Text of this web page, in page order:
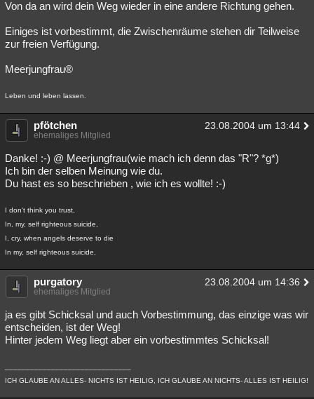
Von da an wird dein Weg wieder in eine andere Richtung gehen.
Einiges ist vorbestimmt, die Zwischenräume stehen dir Teilweise
zur freien Verfügung.
Meerjungfrau®
Leben und leben lassen.
pfötchen 23.08.2004 um 13:44
ehemaliges Mitglied
Danke! :-) @ Meerjungfrau(wie mach ich denn das "R"? *g*)
Ich bin der selben Meinung wie du.
Du hast es so beschrieben , wie ich es wollte! :-)
I don't think you trust,
In, my, self righteous suicide,
I, cry, when angels deserve to die
In my, self righteous suicide,
purgatory 23.08.2004 um 14:36
ehemaliges Mitglied
ja es gibt Schicksal und auch Vorbestimmung, das einzige was wir
entscheiden, ist der Weg!
Hinter jedem Weg liegt aber ein vorbestimmtes Schicksal!
ICH GLAUBE AN ALLES- NICHTS IST HEILIG, ICH GLAUBE AN NICHTS- ALLES IST HEILIG!